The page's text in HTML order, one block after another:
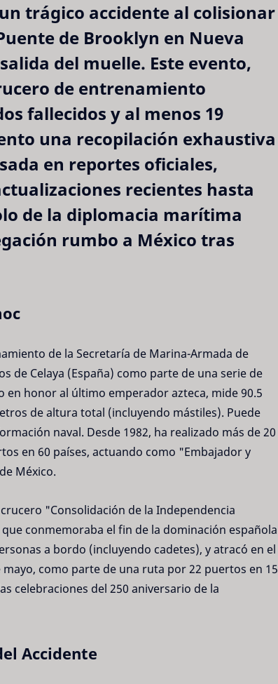
trágico accidente al colisionar
de Brooklyn en Nueva
del muelle. Este evento,
de entrenamiento
fallecidos y al menos 19
una recopilación exhaustiva
en reportes oficiales,
recientes hasta
de la diplomacia marítima
rumbo a México tras
de la Secretaría de Marina-Armada de
de Celaya (España) como parte de una serie de
honor al último emperador azteca, mide 90.5
de altura total (incluyendo mástiles). Puede
naval. Desde 1982, ha realizado más de 20
en 60 países, actuando como "Embajador y
México.
"Consolidación de la Independencia
conmemoraba el fin de la dominación española
a bordo (incluyendo cadetes), y atracó en el
como parte de una ruta por 22 puertos en 15
celebraciones del 250 aniversario de la
Accidente